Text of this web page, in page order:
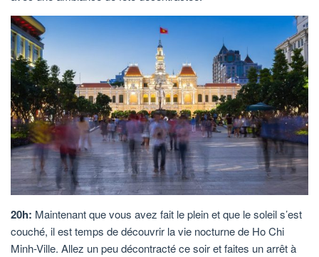
20h: Maintenant que vous avez fait le plein et que le soleil s’est
couché, il est temps de découvrir la vie nocturne de Ho Chi
Minh-Ville. Allez un peu décontracté ce soir et faites un arrêt à